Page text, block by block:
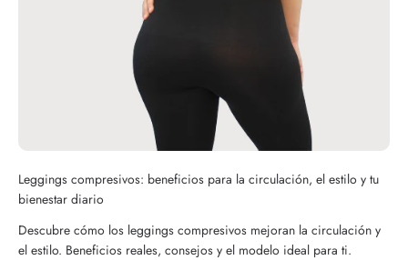
Leggings compresivos: beneficios para la circulación, el estilo y tu
bienestar diario
Descubre cómo los leggings compresivos mejoran la circulación y
el estilo. Beneficios reales, consejos y el modelo ideal para ti.